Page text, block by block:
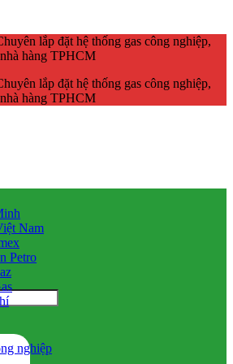
lắp đặt hệ thống gas công nghiệp,
hàng TPHCM
lắp đặt hệ thống gas công nghiệp,
hàng TPHCM
Nam
Petro
nghiệp